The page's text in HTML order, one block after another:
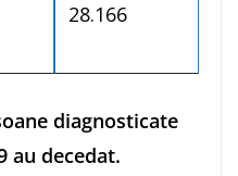
28.166
diagnosticate
au decedat.